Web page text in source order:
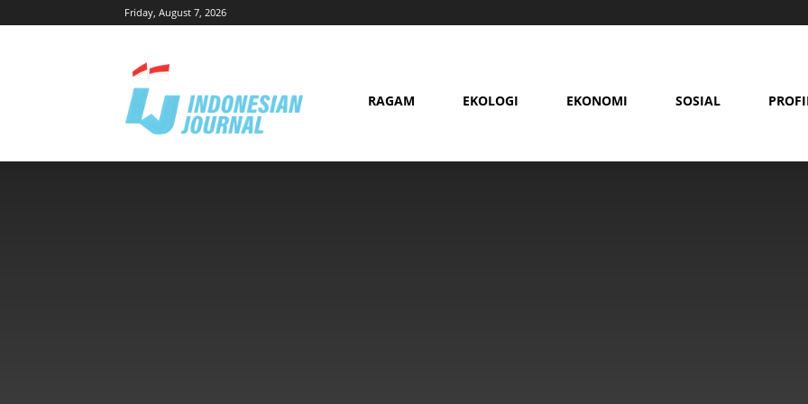
Friday, August 7, 2026
RAGAM EKOLOGI EKONOMI SOSIAL